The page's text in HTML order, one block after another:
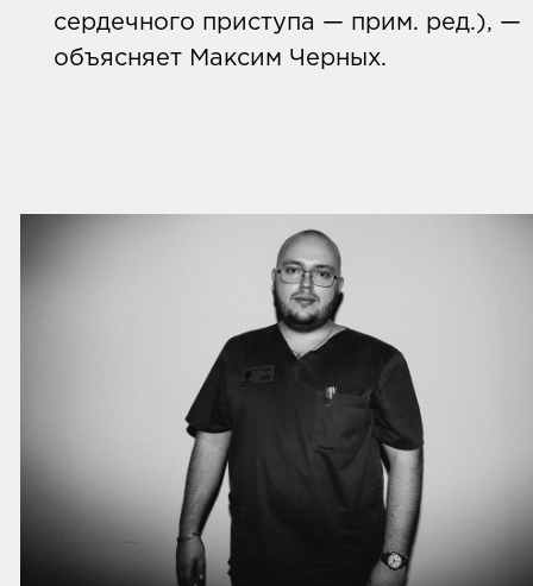
сердечного приступа — прим. ред.), —
объясняет Максим Черных.